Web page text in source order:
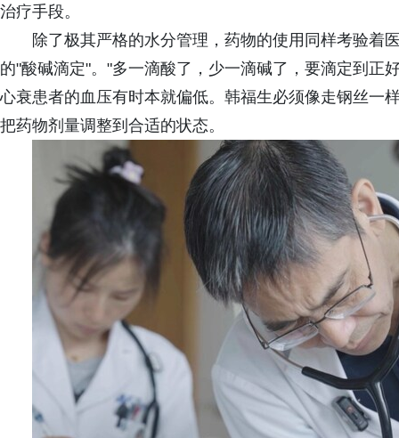
治疗手段。
除了极其严格的水分管理，药物的使用同样考验着
的"酸碱滴定"。"多一滴酸了，少一滴碱了，要滴定到正
心衰患者的血压有时本就偏低。韩福生必须像走钢丝一
把药物剂量调整到合适的状态。